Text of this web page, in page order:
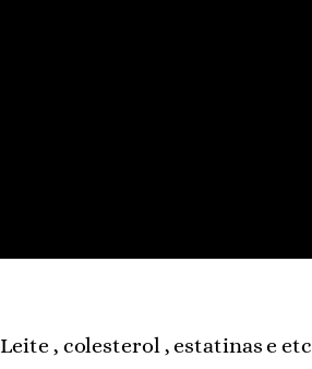
Leite , colesterol , estatinas e etc